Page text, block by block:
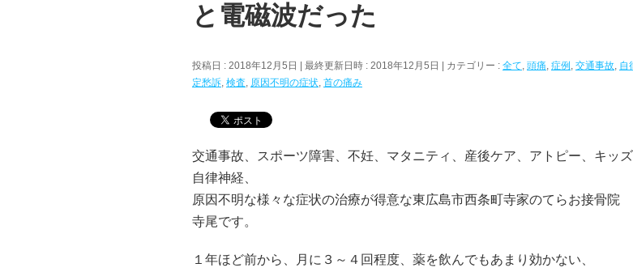
と電磁波だった
投稿日 : 2018年12月5日 最終更新日時 : 2018年12月5日 カテゴリー : 全て, 頭痛, 症例 , 交通事故, 自
定愁訴, 検査, 原因不明の症状, 首の痛み
交通事故、スポーツ障害、不妊、マタニティ、産後ケア、アトピー、キッズ
自律神経、
原因不明な様々な症状の治療が得意な東広島市西条町寺家のてらお接骨院
寺尾です。
１年ほど前から、月に３～４回程度、薬を飲んでもあまり効かない、